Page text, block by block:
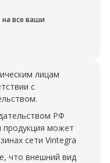
все ваши
лицам
с
РФ
продукция может
сети Vintegra
что внешний вид